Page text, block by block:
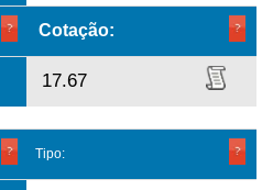
Cotação:
17.67
Tipo: